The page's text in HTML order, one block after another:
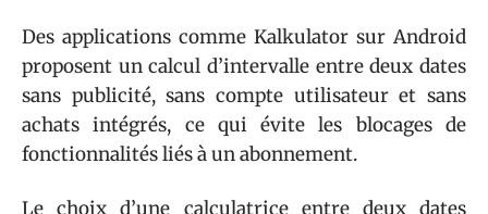
Des applications comme Kalkulator sur Android
proposent un calcul d’intervalle entre deux dates
sans publicité, sans compte utilisateur et sans
achats intégrés, ce qui évite les blocages de
fonctionnalités liés à un abonnement.
Le choix d’une calculatrice entre deux dates